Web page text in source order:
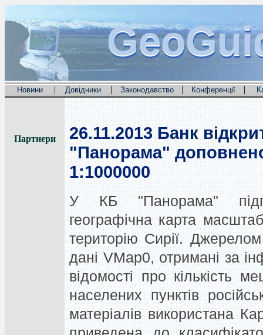
Новини | Довідники | Законодавство | Конференції |
Партнери 26.11.2013 Банк
"Панорама"
1:1000000
У КБ "Панорама"
географічна карта
територію Сирії.
дані VMap0, отримані за
відомості про кількість
населених пунктів
матеріалів використана